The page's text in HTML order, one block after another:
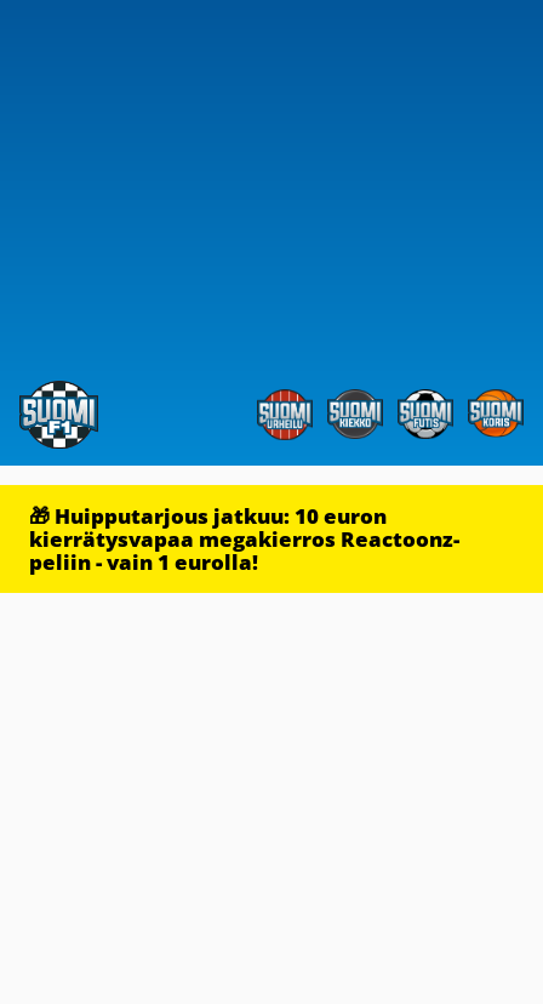
🎁 Huipputarjous jatkuu: 10 euron
kierrätysvapaa megakierros Reactoonz-
peliin - vain 1 eurolla!